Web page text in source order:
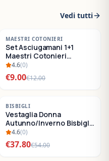
Vedi tutti
-25%
SALDI
MAESTRI COTONIERI
Set Asciugamani 1+1
Maestri Cotonieri
Eternity Spugna di
Cotone
4.6(0)
€9.00€12.00
-30 %
SALDI
BISBIGLI
Vestaglia Donna
Autunno/Inverno Bisbigli
BO288632
4.6(0)
€37.80€54.00